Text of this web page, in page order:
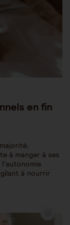
en fin
à manger à ses
à nourrir